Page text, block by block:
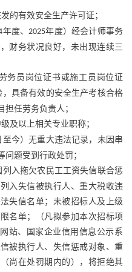
的有效安全生产许可证；
年度、2025年度）经会计师事务
财务状况良好，未出现连续三
务员岗位证书或施工员岗位证
具备有效的安全生产考核合格
任劳务负责人；
及以上相关专业职称；
至今）无重大违法记录，未因串
题受到行政处罚；
入拖欠农民工工资失信联合惩
入失信被执行人、重大税收违
失信名单；未被招标人及上级
名单；（凡拟参加本次招标项
站、国家企业信用信息公示系
被执行人、失信惩戒对象、重
尚在处罚期内的），将拒绝其